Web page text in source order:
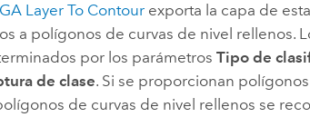
GA Layer To Contour exporta la capa de
a polígonos de curvas de nivel rellenos.
por los parámetrosTipo de
de clase. Si se proporcionan
de curvas de nivel rellenos se